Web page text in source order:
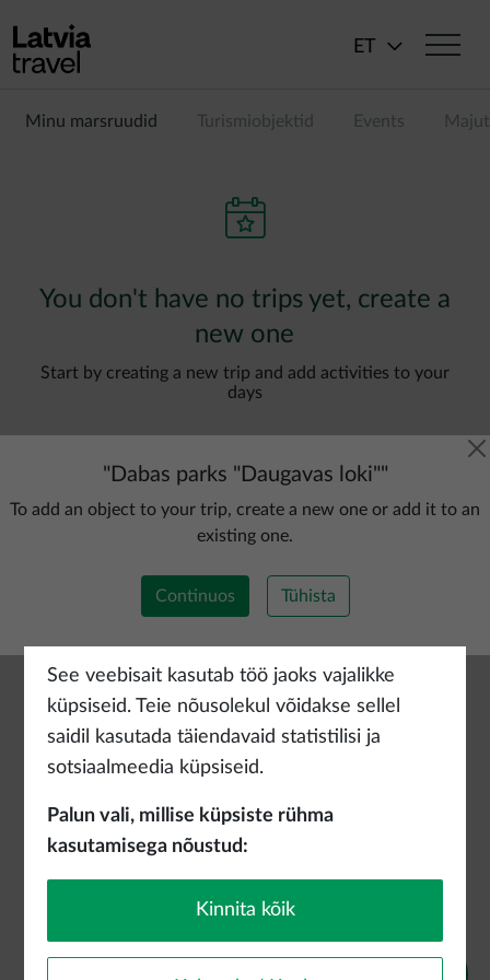
ET
Minu marsruudid Turismiobjektid Events
You don't have no trips yet, create a
new one
Start by creating a new trip and add activities to your
days
Lisada uus marsruut
" Dabas parks "Daugavas loki""
To add an object to your trip, create a new one or add it to an
existing one.
Continuos Tühista
See veebisait kasutab töö jaoks vajalikke
küpsiseid. Teie nõusolekul võidakse sellel
saidil kasutada täiendavaid statistilisi ja
sotsiaalmeedia küpsiseid.
Palun vali, millise küpsiste rühma
kasutamisega nõustud:
Kinnita kõik